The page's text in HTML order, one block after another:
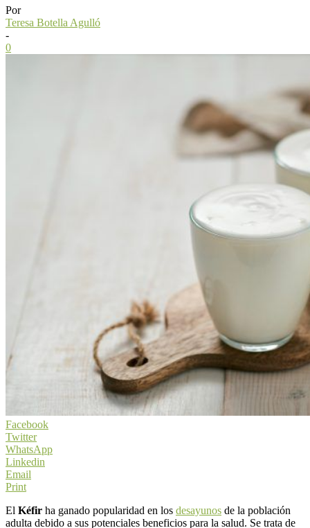
Por
Teresa Botella Agulló
-
0
Facebook
Twitter
WhatsApp
Linkedin
Email
Print
El Kéfir ha ganado popularidad en los desayunos de la población
adulta debido a sus potenciales beneficios para la salud. Se trata de